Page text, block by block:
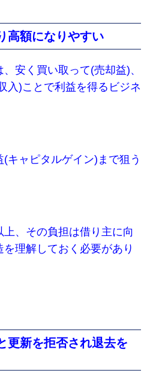
高額になりやすい
安く買い取って(売却益)、
入)ことで利益を得るビジネ
キャピタルゲイン)まで狙う
、その負担は借り主に向
理解しておく必要があり
新を拒否され退去を